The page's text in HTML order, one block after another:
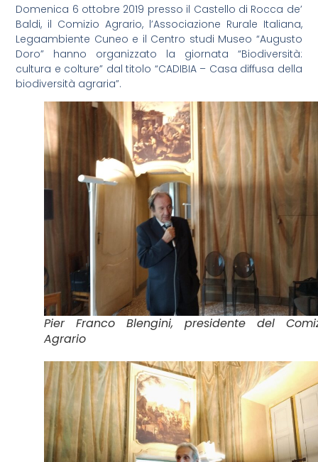
Domenica 6 ottobre 2019 presso il Castello di Rocca de’
Baldi, il Comizio Agrario, l’Associazione Rurale Italiana,
Legaambiente Cuneo e il Centro studi Museo “Augusto
Doro” hanno organizzato la giornata “Biodiversità:
cultura e colture” dal titolo “CADIBIA – Casa diffusa della
biodiversità agraria”.
Pier Franco Blengini, presidente del
Agrario